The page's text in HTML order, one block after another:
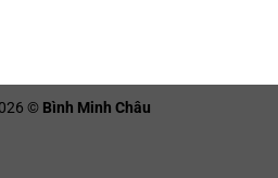
© Bình Minh Châu